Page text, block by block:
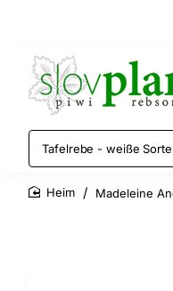
Tafelrebe - weiße
Madeleine